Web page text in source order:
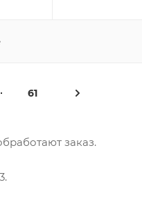
61
заказ.